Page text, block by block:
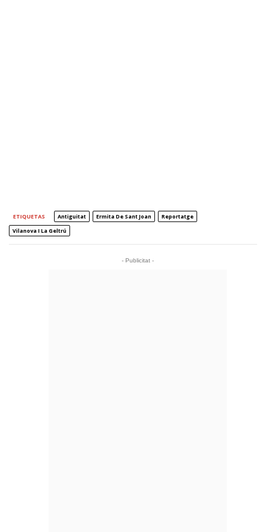
ETIQUETAS Antiguitat Ermita De Sant Joan
Reportatge
Vilanova I La Geltrú
- Publicitat -